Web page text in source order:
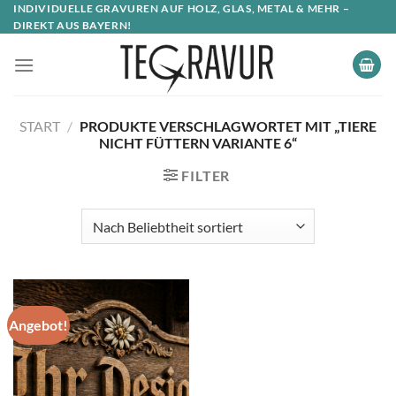
INDIVIDUELLE GRAVUREN AUF HOLZ, GLAS, METAL & MEHR –
DIREKT AUS BAYERN!
START / PRODUKTE VERSCHLAGWORTET MIT „TIERE
NICHT FÜTTERN VARIANTE 6“
FILTER
Angebot!